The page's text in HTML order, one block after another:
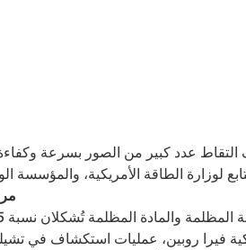
لوزارة الطاقة الأمريكية، والمؤسسة
فيرا روبين، عمليات استكشاف في